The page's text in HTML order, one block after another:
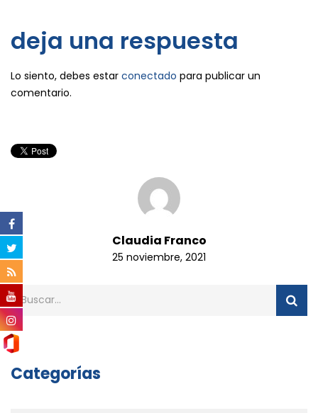
deja una respuesta
Lo siento, debes estar conectado para publicar un
comentario.
Claudia Franco
25 noviembre, 2021
Categorías